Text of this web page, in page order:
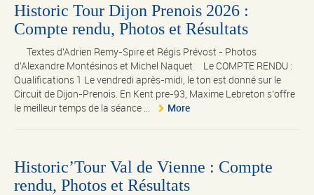
Historic Tour Dijon Prenois 2026 :
Compte rendu, Photos et Résultats
Textes d'Adrien Remy-Spire et Régis Prévost - Photos
d'Alexandre Montésinos et Michel Naquet Le COMPTE RENDU :
Qualifications 1 Le vendredi après-midi, le ton est donné sur le
Circuit de Dijon-Prenois. En Kent pre-93, Maxime Lebreton s’offre
le meilleur temps de la séance ...
More
Historic’Tour Val de Vienne : Compte
rendu, Photos et Résultats